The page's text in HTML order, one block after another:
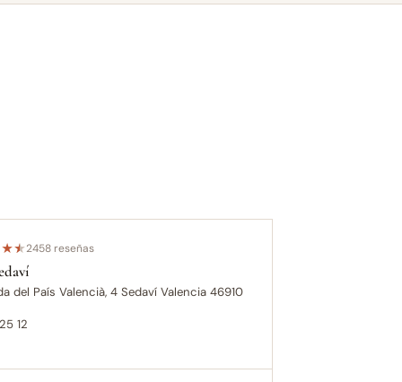
★★2458 reseñas
del País Valencià, 4 Sedaví Valencia 46910
12